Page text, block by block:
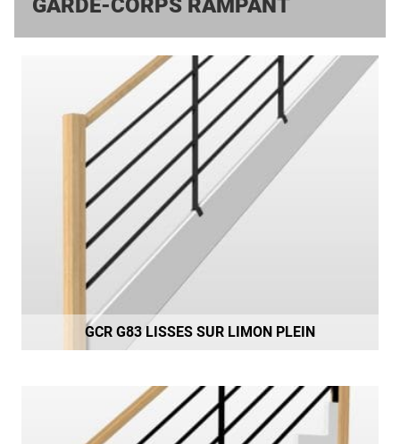
GARDE-CORPS RAMPANT
GCR G83 LISSES SUR LIMON PLEIN